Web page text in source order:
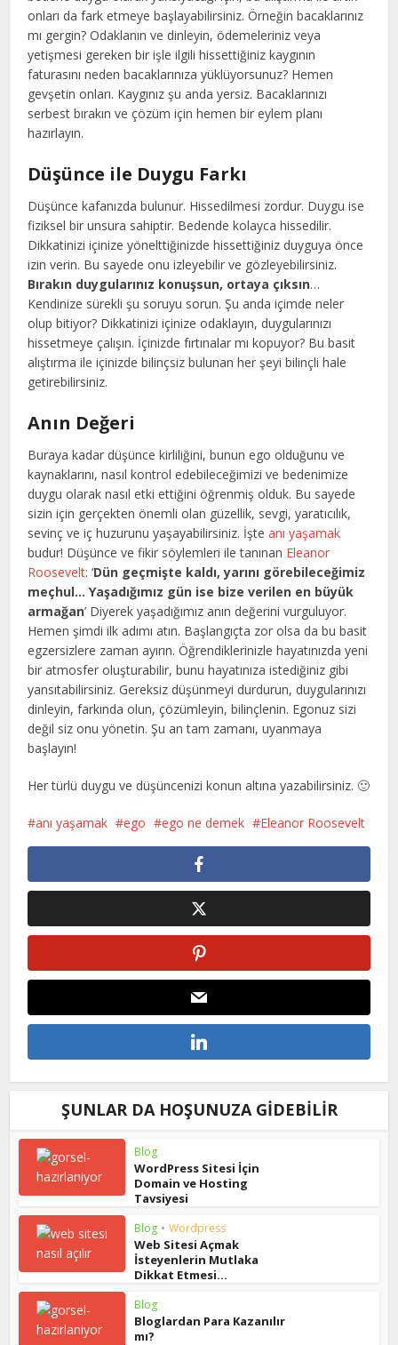
onları da fark etmeye başlayabilirsiniz. Örneğin bacaklarınız
mı gergin? Odaklanın ve dinleyin, ödemeleriniz veya
yetişmesi gereken bir işle ilgili hissettiğiniz kaygının
faturasını neden bacaklarınıza yüklüyorsunuz? Hemen
gevşetin onları. Kaygınız şu anda yersiz. Bacaklarınızı
serbest bırakın ve çözüm için hemen bir eylem planı
hazırlayın.
Düşünce ile Duygu Farkı
Düşünce kafanızda bulunur. Hissedilmesi zordur. Duygu ise
fiziksel bir unsura sahiptir. Bedende kolayca hissedilir.
Dikkatinizi içinize yönelttiğinizde hissettiğiniz duyguya önce
izin verin. Bu sayede onu izleyebilir ve gözleyebilirsiniz.
Bırakın duygularınız konuşsun, ortaya çıksın…
Kendinize sürekli şu soruyu sorun. Şu anda içimde neler
olup bitiyor? Dikkatinizi içinize odaklayın, duygularınızı
hissetmeye çalışın. İçinizde fırtınalar mı kopuyor? Bu basit
alıştırma ile içinizde bilinçsiz bulunan her şeyi bilinçli hale
getirebilirsiniz.
Anın Değeri
Buraya kadar düşünce kirliliğini, bunun ego olduğunu ve
kaynaklarını, nasıl kontrol edebileceğimizi ve bedenimize
duygu olarak nasıl etki ettiğini öğrenmiş olduk. Bu sayede
sizin için gerçekten önemli olan güzellik, sevgi, yaratıcılık,
sevinç ve iç huzurunu yaşayabilirsiniz. İşteanı yaşamak
budur! Düşünce ve fikir söylemleri ile tanınan Eleanor
Roosevelt: ‘Dün geçmişte kaldı, yarını görebileceğimiz
meçhul… Yaşadığımız gün ise bize verilen en büyük
armağan’ Diyerek yaşadığımız anın değerini vurguluyor.
Hemen şimdi ilk adımı atın. Başlangıçta zor olsa da bu basit
egzersizlere zaman ayırın. Öğrendiklerinizle hayatınızda yeni
bir atmosfer oluşturabilir, bunu hayatınıza istediğiniz gibi
yansıtabilirsiniz. Gereksiz düşünmeyi durdurun, duygularınızı
dinleyin, farkında olun, çözümleyin, bilinçlenin. Egonuz sizi
değil siz onu yönetin. Şu an tam zamanı, uyanmaya
başlayın!
Her türlü duygu ve düşüncenizi konun altına yazabilirsiniz. 🙂
anı yaşamak ego ego ne demek Eleanor Roosevelt
ŞUNLAR DA HOŞUNUZA GIDEBILIR
Blog
WordPress Sitesi İçin
Domain ve Hosting
Tavsiyesi
Blog • Wordpress
Web Sitesi Açmak
İsteyenlerin Mutlaka
Dikkat Etmesi...
Blog
Bloglardan Para Kazanılır
mı?